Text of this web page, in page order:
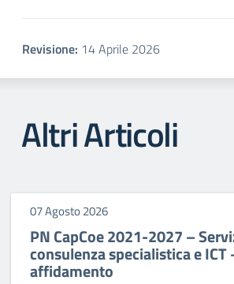
Revisione: 14 Aprile 2026
Altri Articoli
07 Agosto 2026
PN CapCoe 2021-2027 –
consulenza specialistica e ICT
affidamento